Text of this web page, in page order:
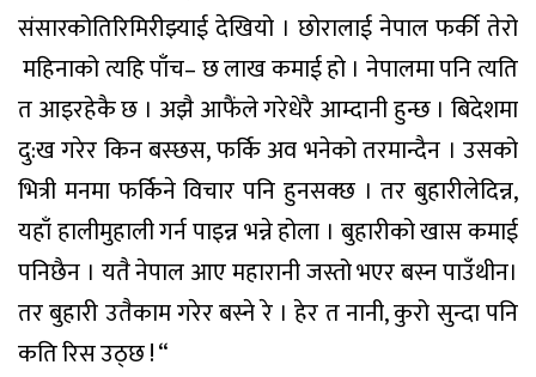
संसारकोतिरिमिरीझ्याईदेखियो । छोरालाईनेपालफर्कीतेरो
महिनाकोत्यहिपाँच–छलाखकमाईहो । नेपालमापनित्यति
तआइरहेकैछ । अझैआफैंलेगरेधेरैआम्दानीहुन्छ । बिदेशमा
दु:खगरेरकिनबस्छस,फर्किअवभनेकोतरमान्दैन । उसको
भित्री मनमा फर्किनेविचार पनि हुनसक्छ । तर बुहारीलेदिन्न,
यहाँहालीमुहालीगर्नपाइन्नभन्नेहोला । बुहारीकोखासकमाई
पनिछैन । यतैनेपालआएमहारानीजस्तोभएरबस्नपाउँथीन।
तरबुहारीउतैकामगरेरबस्नेरे । हेरतनानी,कुरोसुन्दापनि
कतिरिसउठ्छ!“